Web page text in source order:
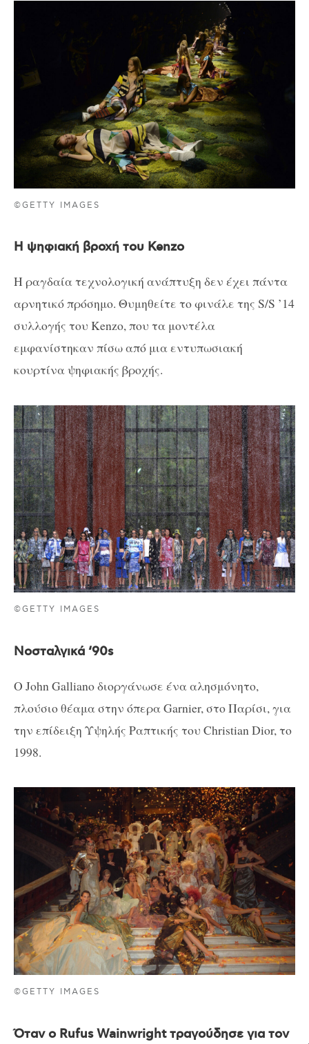
©GETTY IMAGES
Η ψηφιακή βροχή του Kenzo
Η ραγδαία τεχνολογική ανάπτυξη δεν έχει πάντα
αρνητικό πρόσημο. Θυμηθείτε το φινάλε της S/S ’14
συλλογής του Kenzo, που τα μοντέλα
εμφανίστηκαν πίσω από μια εντυπωσιακή
κουρτίνα ψηφιακής βροχής.
©GETTY IMAGES
Νοσταλγικά ‘90s
Ο John Galliano διοργάνωσε ένα αλησμόνητο,
πλούσιο θέαμα στην όπερα Garnier, στο Παρίσι, για
την επίδειξη Υψηλής Ραπτικής του Christian Dior, το
1998.
©GETTY IMAGES
Όταν ο Rufus Wainwright τραγούδησε για τον